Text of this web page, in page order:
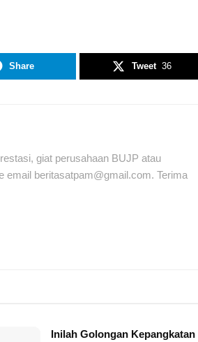
Share Tweet 36
giat perusahaan BUJP atau
email beritasatpam@gmail.com. Terima
Inilah Golongan Kepangkatan